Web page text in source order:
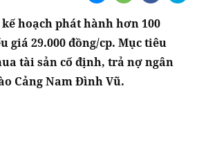
hoạch phát hành hơn 100
giá 29.000 đồng/cp. Mục tiêu
tài sản cố định, trả nợ ngân
Cảng Nam Đình Vũ.